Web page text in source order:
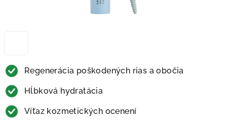
Regenerácia poškodených rias a obočia
Hĺbková hydratácia
Víťaz kozmetických ocenení